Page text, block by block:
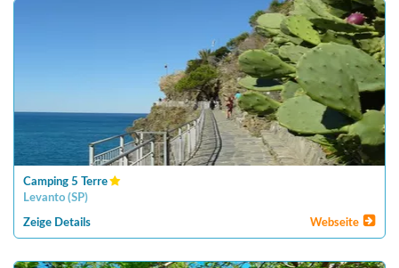
Camping 5 Terre
Levanto (SP)
Zeige Details Webseite